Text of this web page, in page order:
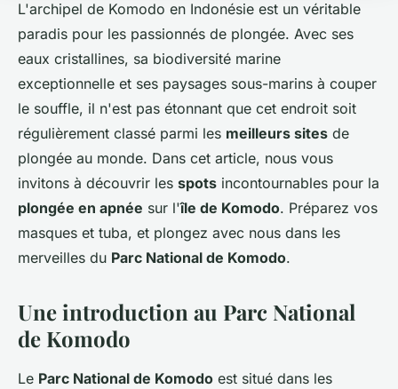
L'archipel de Komodo en Indonésie est un véritable
paradis pour les passionnés de plongée. Avec ses
eaux cristallines, sa biodiversité marine
exceptionnelle et ses paysages sous-marins à couper
le souffle, il n'est pas étonnant que cet endroit soit
régulièrement classé parmi les meilleurs sites de
plongée au monde. Dans cet article, nous vous
invitons à découvrir les spots incontournables pour la
plongée en apnée sur l'île de Komodo. Préparez vos
masques et tuba, et plongez avec nous dans les
merveilles du Parc National de Komodo.
Une introduction au Parc National
de Komodo
Le Parc National de Komodo est situé dans les